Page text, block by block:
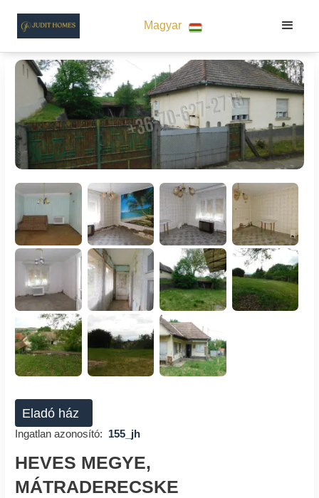
Magyar
Eladó ház
Ingatlan azonosító: 155_jh
HEVES MEGYE,
MÁTRADERECSKE